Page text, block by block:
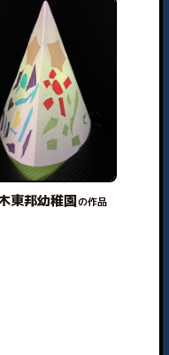
東邦幼稚園の作品